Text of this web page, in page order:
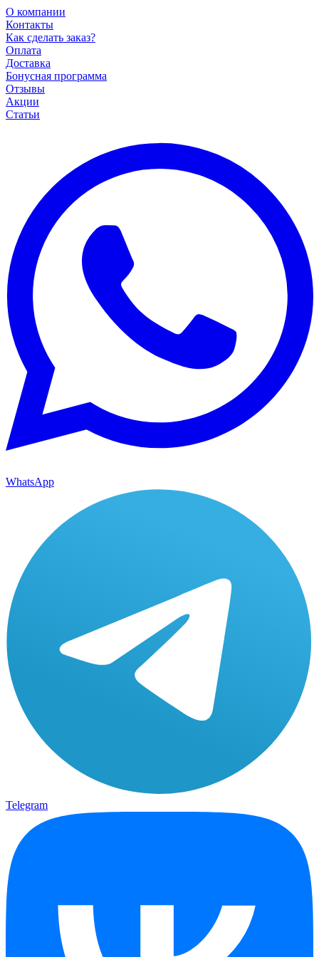
О компании
Контакты
Как сделать заказ?
Оплата
Доставка
Бонусная программа
Отзывы
Акции
Статьи
WhatsApp
Telegram